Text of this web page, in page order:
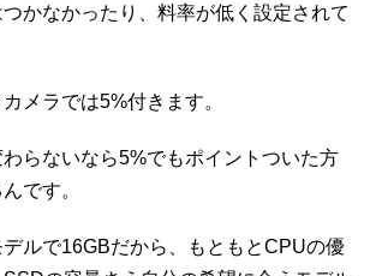
かなかったり、料率が低く設定されて
メラでは5%付きます。
らないなら5%でもポイントついた方
です。
ルで16GBだから、もともとCPUの優